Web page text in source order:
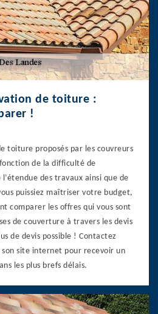
de toiture :
!
toiture proposés par les couvreurs
de la difficulté de
l’étendue des travaux ainsi que de
puissiez maîtriser votre budget,
comparer les offres qui vous sont
de couverture à travers les devis
de devis possible ! Contactez
site internet pour recevoir un
les plus brefs délais.